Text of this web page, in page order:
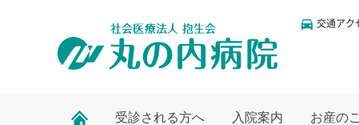
交通アク
受診される方へ 入院案内 お産の